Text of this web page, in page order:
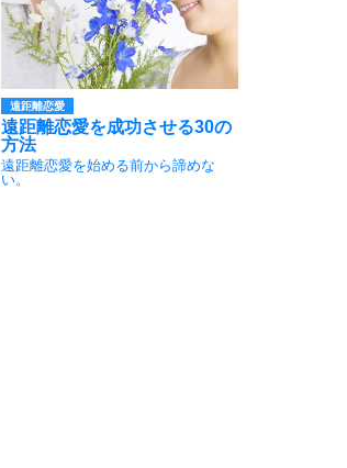
遠距離恋愛
遠距離恋愛を成功させる30の
方法
遠距離恋愛を始める前から諦めな
い。